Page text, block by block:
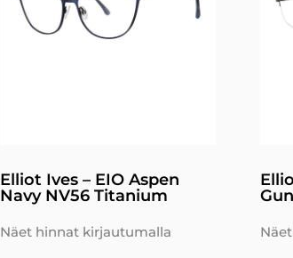
Elliot Ives – EIO Aspen
Navy NV56 Titanium
Näet hinnat kirjautumalla